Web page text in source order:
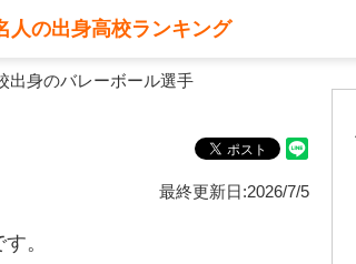
人の出身高校ランキング
出身のバレーボール選手
最終更新日:2026/7/5
。